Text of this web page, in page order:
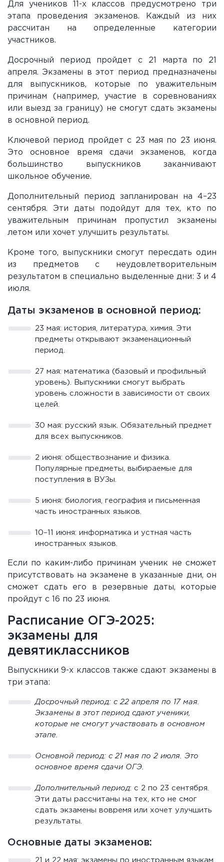
Для учеников 11-х классов предусмотрено три
этапа проведения экзаменов. Каждый из них
рассчитан на определенные категории
участников.
Досрочный период пройдет с 21 марта по 21
апреля. Экзамены в этот период предназначены
для выпускников, которые по уважительным
причинам (например, участие в соревнованиях
или выезд за границу) не смогут сдать экзамены
в основной период.
Ключевой период пройдет с 23 мая по 23 июня.
Это основное время сдачи экзаменов, когда
большинство выпускников заканчивают
школьное обучение.
Дополнительный период запланирован на 4–23
сентября. Эти даты подойдут для тех, кто по
уважительным причинам пропустил экзамены
летом или хочет улучшить результаты.
Кроме того, выпускники смогут пересдать один
из предметов с неудовлетворительным
результатом в специально выделенные дни: 3 и 4
июля.
Даты экзаменов в основной период:
23 мая: история, литература, химия. Эти
предметы открывают экзаменационный
период.
27 мая: математика (базовый и профильный
уровень). Выпускники смогут выбрать
уровень сложности в зависимости от своих
целей.
30 мая: русский язык. Обязательный предмет
для всех выпускников.
2 июня: обществознание и физика.
Популярные предметы, выбираемые для
поступления в ВУЗы.
5 июня: биология, география и письменная
часть иностранных языков.
10–11 июня: информатика и устная часть
иностранных языков.
Если по каким-либо причинам ученик не сможет
присутствовать на экзамене в указанные дни, он
сможет сдать его в резервные даты, которые
пройдут с 16 по 23 июня.
Расписание ОГЭ-2025:
экзамены для
девятиклассников
Выпускники 9-х классов также сдают экзамены в
три этапа:
Досрочный период: с 22 апреля по 17 мая.
Экзамены в этот период сдают ученики,
которые не смогут участвовать в основном
этапе.
Основной период: с 21 мая по 2 июля. Это
основное время сдачи ОГЭ.
Дополнительный период: с 2 по 23 сентября.
Эти даты рассчитаны на тех, кто не смог
сдать экзамены вовремя или хочет улучшить
результаты.
Основные даты экзаменов:
21 и 22 мая: экзамены по иностранным языкам.